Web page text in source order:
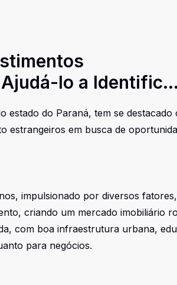
lo a Identificar
do Paraná, tem se
estrangeiros em busca de
impulsionado por diversos
criando um mercado imobiliário
com boa infraestrutura urbana,
para negócios.